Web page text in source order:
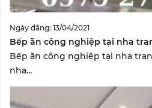
Ngày đăng: 13/04/2021
Bếp ăn công nghiệp tại nha
Bếp ăn công nghiệp tại nha
nha...